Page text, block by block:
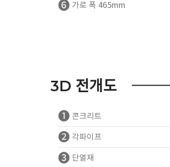
❻ 가로 폭 465mm
3D 전개도
❶ 콘크리트
❷ 각파이프
❸ 단열재